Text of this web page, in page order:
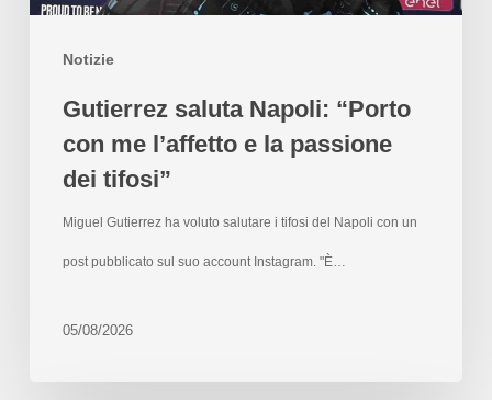
Notizie
Gutierrez saluta Napoli: “Porto
con me l’affetto e la passione
dei tifosi”
Miguel Gutierrez ha voluto salutare i tifosi del Napoli con un
post pubblicato sul suo account Instagram. "È…
05/08/2026